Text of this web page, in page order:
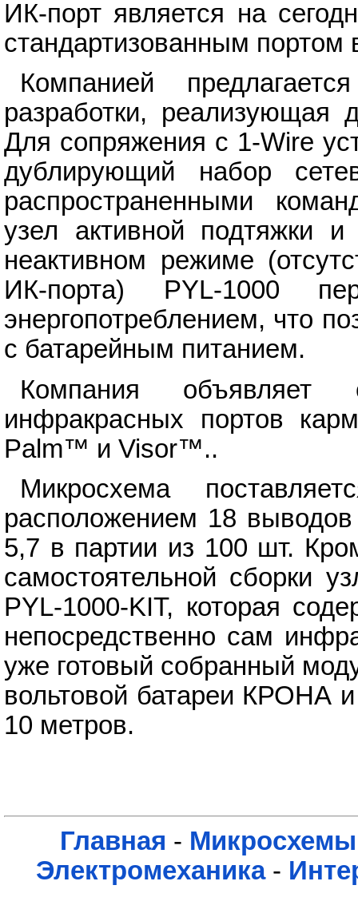
ИК-порт является на
стандартизованным портом
Компанией
разработки, реализующая
Для сопряжения с 1-Wire
дублирующий набор
распространенными
узел активной подтяжки
неактивном режиме
ИК-порта) PYL-1000
энергопотреблением, что
с батарейным питанием.
Компания
инфракрасных портов
Palm™ и Visor™..
Микросхема
расположением 18
5,7 в партии из 100 шт.
самостоятельной сборки
PYL-1000-KIT, которая
непосредственно сам
уже готовый собранный
вольтовой батареи КРОНА
10 метров.
Главная - Микросхемы
Электромеханика-